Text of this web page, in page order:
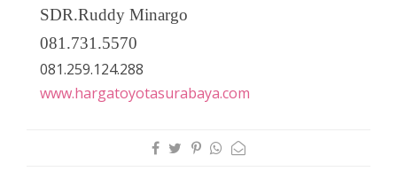
SDR.Ruddy Minargo
081.731.5570
081.259.124.288
www.hargatoyotasurabaya.com